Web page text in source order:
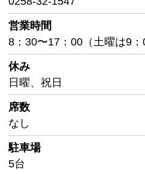
営業時間
8：30〜17：00（土曜は9：
休み
日曜、祝日
席数
なし
駐車場
5台